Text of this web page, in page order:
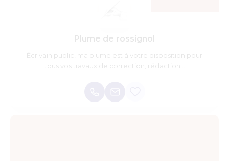
Plume de rossignol
Écrivain public, ma plume est à votre disposition pour
tous vos travaux de correction, rédaction...